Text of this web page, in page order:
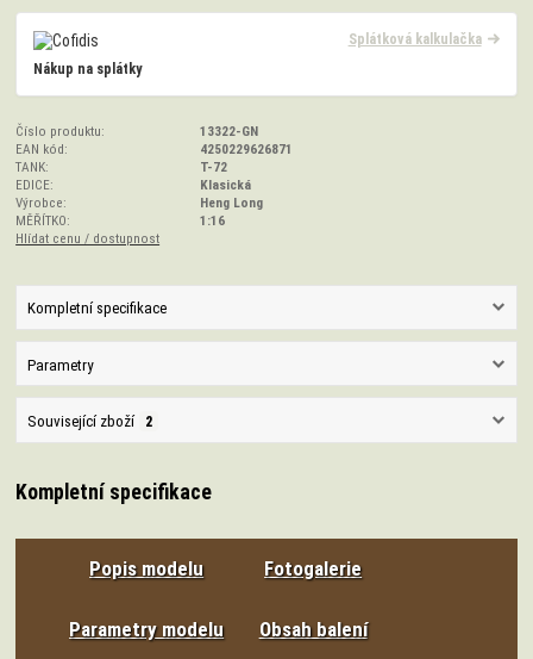
Splátková kalkulačka
Nákup na splátky
Číslo produktu:
13322-GN
EAN kód:
4250229626871
TANK:
T-72
EDICE:
Klasická
Výrobce:
Heng Long
MĚŘÍTKO:
1:16
Hlídat cenu / dostupnost
Kompletní specifikace
Parametry
Související zboží 2
Kompletní specifikace
Popis modelu Fotogalerie
Parametry modelu Obsah balení